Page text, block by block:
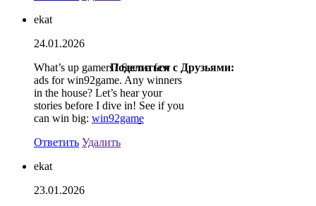
ekat
24.01.2026
Поделиться с Друзьями:
What’s up gamers? Seen a few
ads for win92game. Any winners
in the house? Let’s hear your
stories before I dive in! See if you
can win big: win92game
Ответить Удалить
ekat
23.01.2026